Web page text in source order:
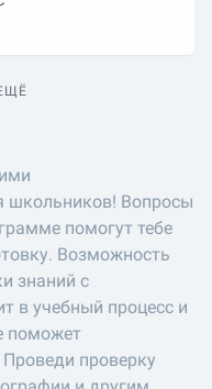
школьников! Вопросы
помогут тебе
Возможность
знаний с
в учебный процесс и
поможет
проверку